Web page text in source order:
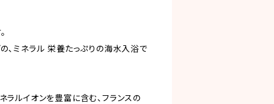
、ミネラル 栄養たっぷりの海水入浴で
ルイオンを豊富に含む、フランスの